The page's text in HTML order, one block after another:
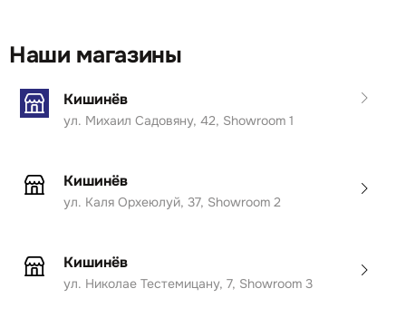
Наши магазины
Кишинёв
ул. Михаил Садовяну, 42, Showroom 1
Кишинёв
ул. Каля Орхеюлуй, 37, Showroom 2
Кишинёв
ул. Николае Тестемицану, 7, Showroom 3